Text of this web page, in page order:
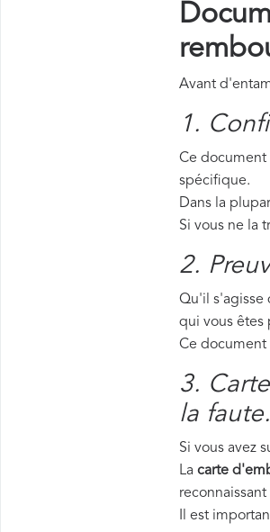
Avant
1.
Ce document
spécifique.
Dans la
Si vous ne la
2.
Qu'il s'agisse
qui vous êtes
Ce document
3.
la faute.
Si vous avez
La carte
reconnaissant
Il est